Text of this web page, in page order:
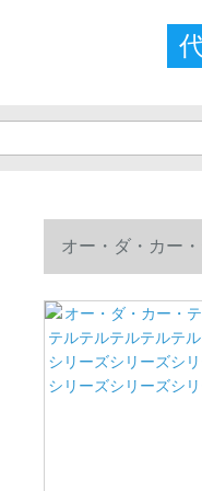
オー・ダ・カー
シリーズシリーズ